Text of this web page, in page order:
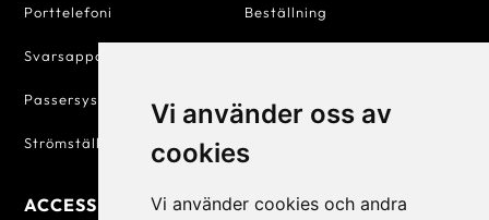
Vi använder oss av
cookies
Vi använder cookies och andra
Porttelefoni
Svarsapparater
Passersystem
Strömställare & Uttag
ACCESSIQ
Beställning
Försäljningsvillkor
KONTAKT